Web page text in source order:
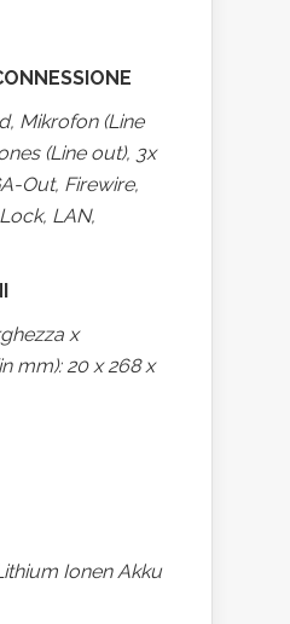
Mikrofon (Line
(Line out), 3x
Out, Firewire,
LAN,
x
mm): 20 x 268 x
Ionen Akku